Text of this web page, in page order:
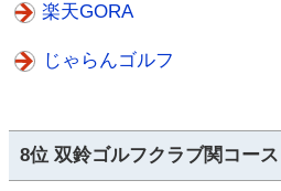
楽天GORA
じゃらんゴルフ
8位 双鈴ゴルフクラブ関コース